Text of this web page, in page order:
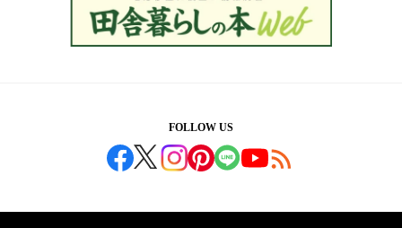
FOLLOW US